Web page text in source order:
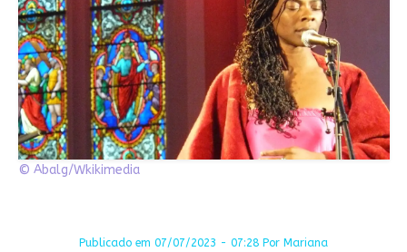
© Abalg/Wkikimedia
Publicado em 07/07/2023 - 07:28 Por Mariana